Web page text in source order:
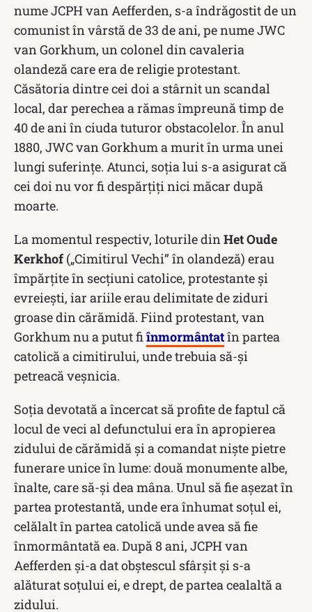
nume JCPH van Aefferden, s-a îndrăgostit de un
comunist în vârstă de 33 de ani, pe nume JWC
van Gorkhum, un colonel din cavaleria
olandeză care era de religie protestant.
Căsătoria dintre cei doi a stârnit un scandal
local, dar perechea a rămas împreună timp de
40 de ani în ciuda tuturor obstacolelor. În anul
1880, JWC van Gorkhum a murit în urma unei
lungi suferințe. Atunci, soția lui s-a asigurat că
cei doi nu vor fi despărțiți nici măcar după
moarte.
La momentul respectiv, loturile din Het Oude
Kerkhof („Cimitirul Vechi” în olandeză) erau
împărțite în secțiuni catolice, protestante și
evreiești, iar ariile erau delimitate de ziduri
groase din cărămidă. Fiind protestant, van
Gorkhum nu a putut fi înmormântatîn partea
catolică a cimitirului, unde trebuia să-și
petreacă veșnicia.
Soția devotată a încercat să profite de faptul că
locul de veci al defunctului era în apropierea
zidului de cărămidă și a comandat niște pietre
funerare unice în lume: două monumente albe,
înalte, care să-și dea mâna. Unul să fie așezat în
partea protestantă, unde era înhumat soțul ei,
celălalt în partea catolică unde avea să fie
înmormântată ea. După 8 ani, JCPH van
Aefferden și-a dat obștescul sfârșit și s-a
alăturat soțului ei, e drept, de partea cealaltă a
zidului.